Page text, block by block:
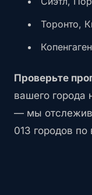
Торонто,
Проверьте
вашего города
— мы
013 городов